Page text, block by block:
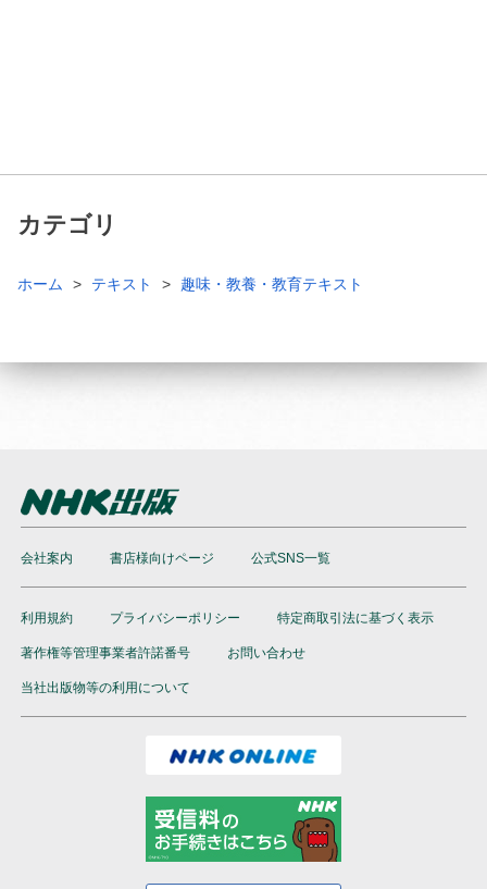
カテゴリ
ホーム テキスト 趣味・教養・教育テキスト
会社案内 書店様向けページ 公式SNS一覧
利用規約 プライバシーポリシー 特定商取引法に基づく表示
著作権等管理事業者許諾番号 お問い合わせ
当社出版物等の利用について